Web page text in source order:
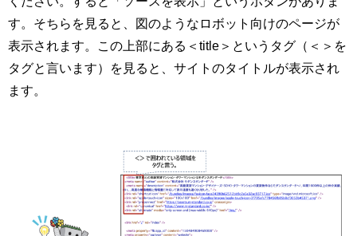
す。そちらを見ると、図のようなロボット向けのページが
表示されます。この上部にある＜title＞というタグ（＜＞を
タグと言います）を見ると、サイトのタイトルが表示され
ます。